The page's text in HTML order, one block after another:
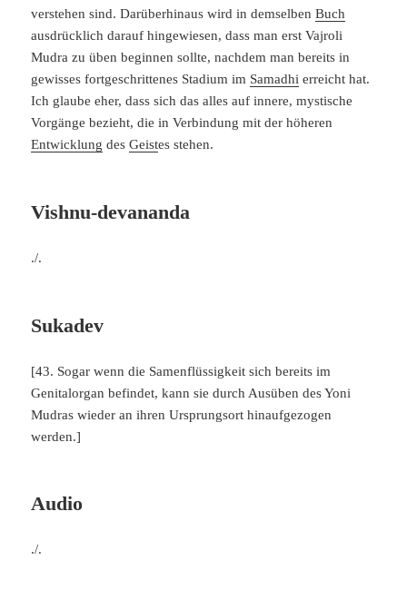
verstehen sind. Darüberhinaus wird in demselbenBuch
ausdrücklich darauf hingewiesen, dass man erst Vajroli
Mudra zu üben beginnen sollte, nachdem man bereits in
gewisses fortgeschrittenes Stadium im Samadhi erreicht hat.
Ich glaube eher, dass sich das alles auf innere, mystische
Vorgänge bezieht, die in Verbindung mit der höheren
Entwicklung desGeistes stehen.
Vishnu-devananda
./.
Sukadev
[43. Sogar wenn die Samenflüssigkeit sich bereits im
Genitalorgan befindet, kann sie durch Ausüben des Yoni
Mudras wieder an ihren Ursprungsort hinaufgezogen
werden.]
Audio
./.